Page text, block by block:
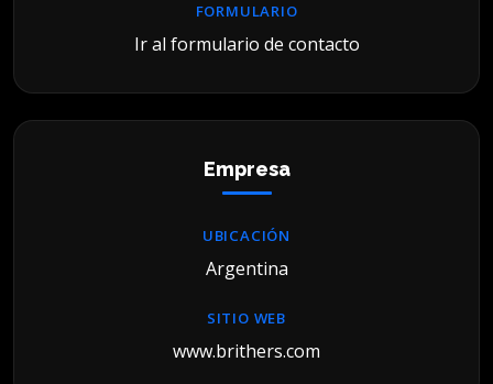
FORMULARIO
Ir al formulario de contacto
Empresa
UBICACIÓN
Argentina
SITIO WEB
www.brithers.com